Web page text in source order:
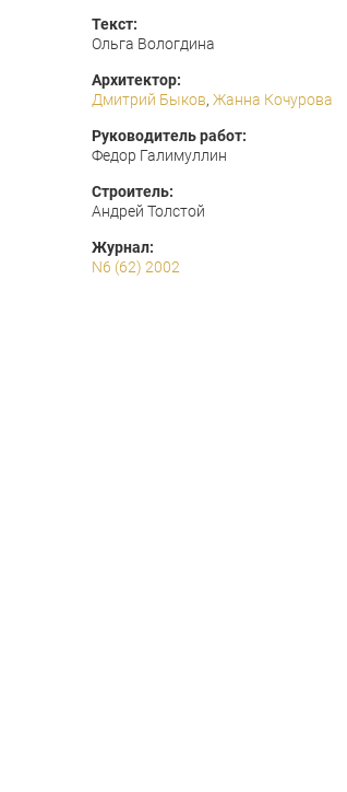
Текст:
Ольга Вологдина
Архитектор:
Дмитрий Быков, Жанна Кочурова
Руководитель работ:
Федор Галимуллин
Строитель:
Андрей Толстой
Журнал:
N6 (62) 2002